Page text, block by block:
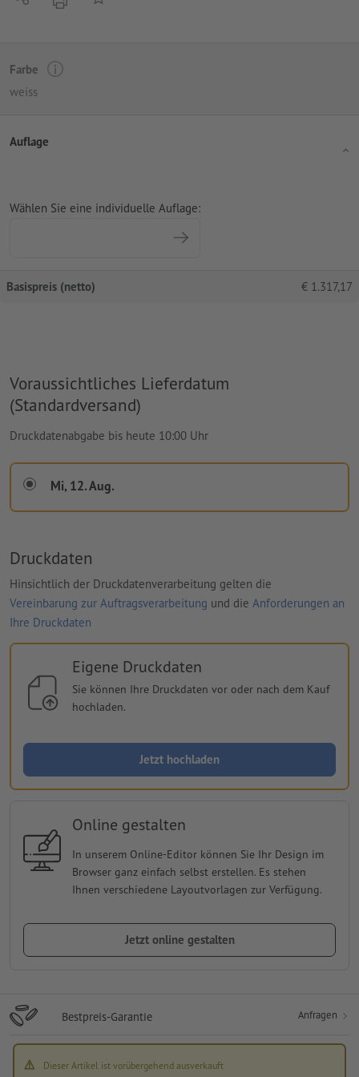
Farbe
weiss
Auflage
Wählen Sie eine individuelle Auflage:
Basispreis (netto) € 1.317,17
Voraussichtliches Lieferdatum
(Standardversand)
Druckdatenabgabe bis heute 10:00 Uhr
Mi, 12. Aug.
Druckdaten
Hinsichtlich der Druckdatenverarbeitung gelten die
Vereinbarung zur Auftragsverarbeitung und die Anforderungen an
Ihre Druckdaten
Eigene Druckdaten
Sie können Ihre Druckdaten vor oder nach dem Kauf
hochladen.
Jetzt hochladen
Online gestalten
In unserem Online-Editor können Sie Ihr Design im
Browser ganz einfach selbst erstellen. Es stehen
Ihnen verschiedene Layoutvorlagen zur Verfügung.
Jetzt online gestalten
Bestpreis-Garantie Anfragen
Dieser Artikel ist vorübergehend ausverkauft